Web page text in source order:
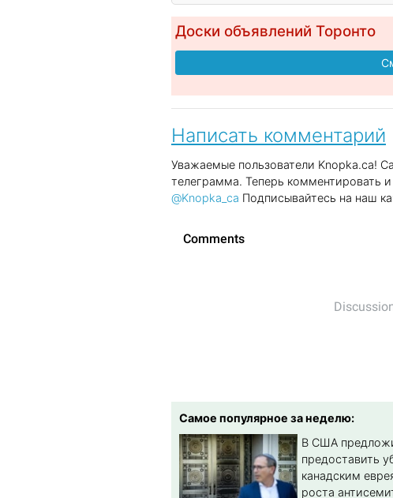
Доски объявлений Торонто
Написать комментарий
Уважаемые пользователи Knopka.ca!
телеграмма. Теперь комментировать
@Knopka_ca Подписывайтесь на наш
Самое популярное за неделю:
В США
предоставить
канадским
роста